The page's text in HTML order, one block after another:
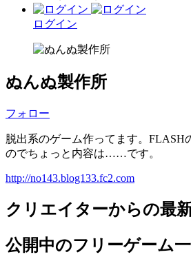
ログイン
ぬんぬ製作所
フォロー
脱出系のゲーム作ってます。FLASH
のでちょっと内容は……です。
http://no143.blog133.fc2.com
クリエイターからの最
公開中のフリーゲーム